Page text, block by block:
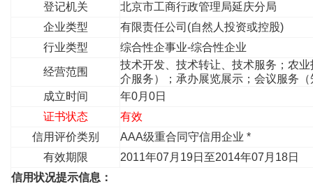
登记机关
北京市工商行政管理局延庆分局
企业类型
有限责任公司(自然人投资或控股)
行业类型
综合性企事业-综合性企业
经营范围
技术开发、技术转让、技术服务；农
介服务）；承办展览展示；会议服务
成立时间
年0月0日
证书状态
有效
信用评价类别
AAA级重合同守信用企业 *
有效期限
2011年07月19日至2014年07月18日
信用状况提示信息：